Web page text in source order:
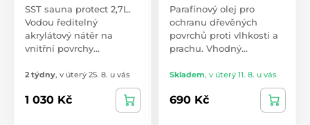
SST sauna protect 2,7L.
Vodou ředitelný
akrylátový nátěr na
vnitřní povrchy…
2 týdny, v úterý 25. 8. u vás
1 030 Kč
Parafínový olej pro
ochranu dřevěných
povrchů proti vlhkosti a
prachu. Vhodný…
Skladem, v úterý 11. 8. u vás
690 Kč